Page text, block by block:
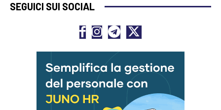
SEGUICI SUI SOCIAL